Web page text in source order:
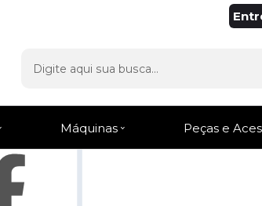
Máquinas Peças e